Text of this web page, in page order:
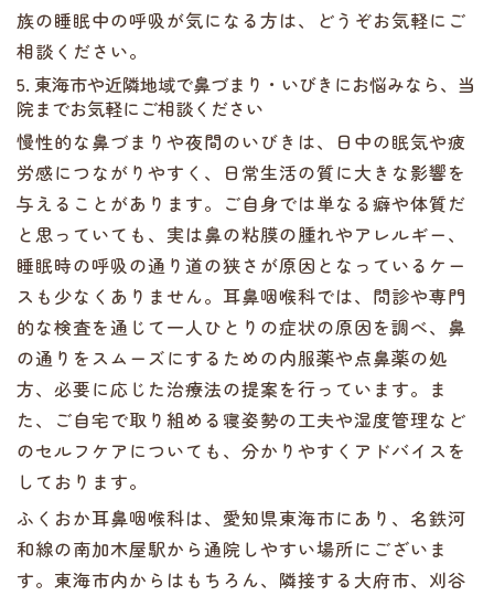
族の睡眠中の呼吸が気になる方は、どうぞお気軽にご
相談ください。
5. 東海市や近隣地域で鼻づまり・いびきにお悩みなら、当
院までお気軽にご相談ください
慢性的な鼻づまりや夜間のいびきは、日中の眠気や疲
労感につながりやすく、日常生活の質に大きな影響を
与えることがあります。ご自身では単なる癖や体質だ
と思っていても、実は鼻の粘膜の腫れやアレルギー、
睡眠時の呼吸の通り道の狭さが原因となっているケー
スも少なくありません。耳鼻咽喉科では、問診や専門
的な検査を通じて一人ひとりの症状の原因を調べ、鼻
の通りをスムーズにするための内服薬や点鼻薬の処
方、必要に応じた治療法の提案を行っています。ま
た、ご自宅で取り組める寝姿勢の工夫や湿度管理など
のセルフケアについても、分かりやすくアドバイスを
しております。
ふくおか耳鼻咽喉科は、愛知県東海市にあり、名鉄河
和線の南加木屋駅から通院しやすい場所にございま
す。東海市内からはもちろん、隣接する大府市、刈谷